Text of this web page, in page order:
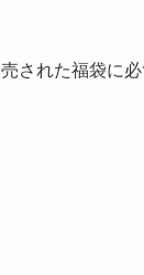
された福袋に